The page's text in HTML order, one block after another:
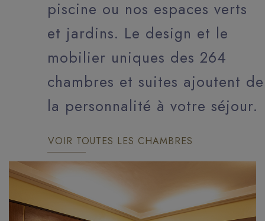
piscine ou nos espaces verts
et jardins. Le design et le
mobilier uniques des 264
chambres et suites ajoutent de
la personnalité à votre séjour.
VOIR TOUTES LES CHAMBRES